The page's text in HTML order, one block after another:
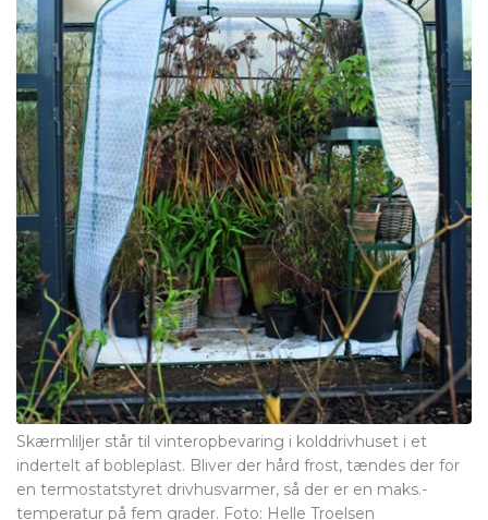
Skærmliljer står til vinteropbevaring i kolddrivhuset i et
indertelt af bobleplast. Bliver der hård frost, tændes der for
en termostatstyret drivhusvarmer, så der er en maks.-
temperatur på fem grader. Foto: Helle Troelsen